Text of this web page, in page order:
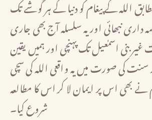
اللہ کے پیغام کو دنیا کے ہر گوشے تک
داری نبھائی اور یہ سلسلہ آج بھی جاری
بنی اسمٰعیل تک پہنچی اور ہمیں یقین
سنت کی صورت میں یہ واقعی اللہ کی سچی
بھی اس پر ایمان لا کر اس کا مطالعہ
شروع کیا۔